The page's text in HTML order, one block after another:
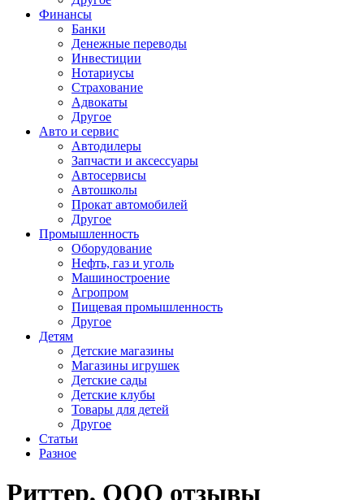
Финансы
Банки
Денежные переводы
Инвестиции
Нотариусы
Страхование
Адвокаты
Другое
Авто и сервис
Автодилеры
Запчасти и аксессуары
Автосервисы
Автошколы
Прокат автомобилей
Другое
Промышленность
Оборудование
Нефть, газ и уголь
Машиностроение
Агропром
Пищевая промышленность
Другое
Детям
Детские магазины
Магазины игрушек
Детские сады
Детские клубы
Товары для детей
Другое
Статьи
Разное
Риттер, ООО отзывы